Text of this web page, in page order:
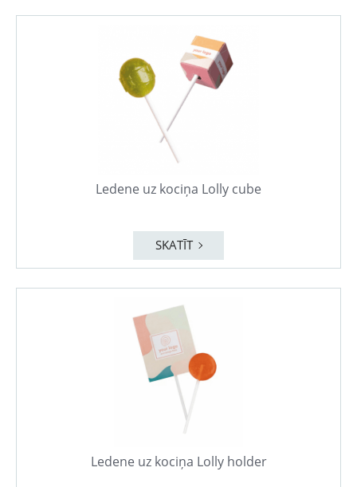
Ledene uz kociņa Lolly cube
SKATĪT
Ledene uz kociņa Lolly holder